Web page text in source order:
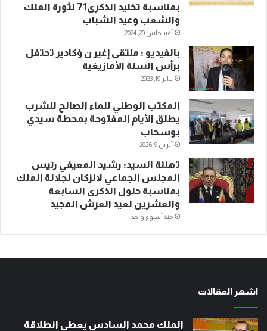
بمناسبة تخليد الذكرى71 لثورة الملك
والشعب وعيد الشباب
أغسطس 20, 2024
بالفيديو : ملتقى إغير ن ؤكادير تحتفل
برأس السنة الأمازيغية
يناير 19, 2023
المكتب الوطني للماء الصالح للشرب
يطلق الأيام المفتوحة بمحطة سيدي
بوسحاب
أبريل 9, 2026
تهنئة السيد: رشيد المعيفي رئيس
المجلس الجماعي لانزكان لجلالة الملك
بمناسبة حلول الذكرى السابعة
والعشرين لعيد العرش المجيد
منذ أسبوع واحد
اشهر المقالات
الملك محمد السادس يعطي انطلاقة